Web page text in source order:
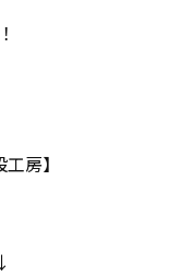
房】